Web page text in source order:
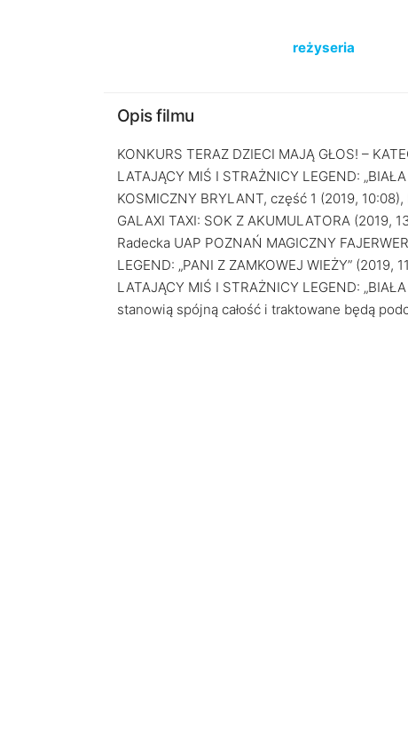
reżyseria
Opis filmu
KONKURS TERAZ DZIECI MAJĄ GŁOS! –
LATAJĄCY MIŚ I STRAŻNICY LEGEND:
KOSMICZNY BRYLANT, część 1 (2019,
GALAXI TAXI: SOK Z AKUMULATORA (2019,
Radecka UAP POZNAŃ MAGICZNY
LEGEND: „PANI Z ZAMKOWEJ WIEŻY”
LATAJĄCY MIŚ I STRAŻNICY LEGEND:
stanowią spójną całość i traktowane będą